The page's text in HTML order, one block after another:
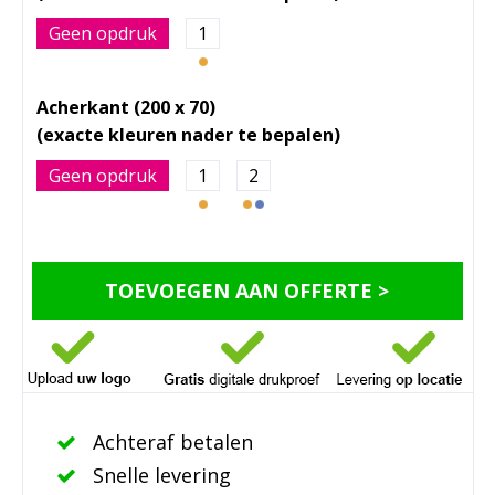
Geen opdruk 1
Acherkant (200 x 70)
Geen opdruk 1 2
TOEVOEGEN AAN OFFERTE >
Achteraf betalen
Snelle levering